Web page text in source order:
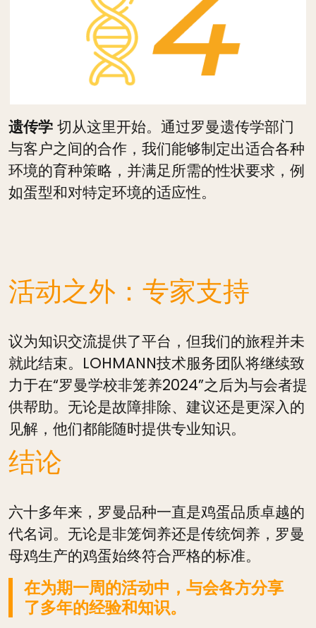
遗传学 切从这里开始。通过罗曼遗传学部门
与客户之间的合作，我们能够制定出适合各种
环境的育种策略，并满足所需的性状要求，例
如蛋型和对特定环境的适应性。
活动之外：专家支持
议为知识交流提供了平台，但我们的旅程并未
就此结束。LOHMANN技术服务团队将继续致
力于在“罗曼学校非笼养2024”之后为与会者提
供帮助。无论是故障排除、建议还是更深入的
见解，他们都能随时提供专业知识。
结论
六十多年来，罗曼品种一直是鸡蛋品质卓越的
代名词。无论是非笼饲养还是传统饲养，罗曼
母鸡生产的鸡蛋始终符合严格的标准。
在为期一周的活动中，与会各方分享
了多年的经验和知识。